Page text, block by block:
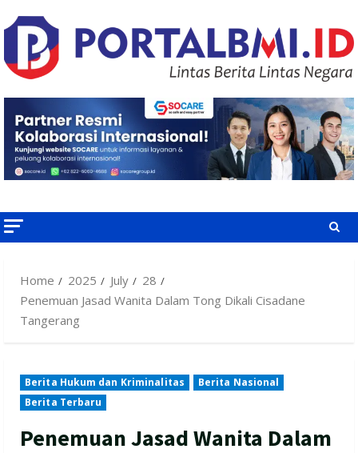
to
content
Home 2025 July
28
Penemuan Jasad Wanita Dalam Tong Dikali Cisadane
Tangerang
Berita Hukum dan Kriminalitas
Berita Nasional
Berita Terbaru
Penemuan Jasad Wanita Dalam